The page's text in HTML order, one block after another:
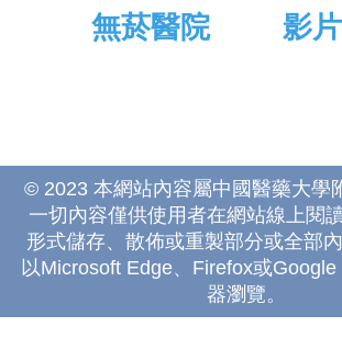
無菸醫院 影
© 2023 本網站內容屬中國醫藥大學
一切內容僅供使用者在網站線上閱
形式儲存、散佈或重製部分或全部
以Microsoft Edge、Firefox或
器瀏覽。